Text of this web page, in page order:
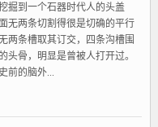
掘到一个石器时代人的头盖
无两条切割得很是切确的平行
两条槽取其订交，四条沟槽围
头骨，明显是曾被人打开过。
前的脑外...